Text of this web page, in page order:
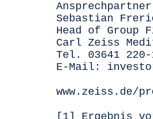
Sebastian
Head of Group
Carl Zeiss
Tel. 03641 220-
E-Mail:
www.zeiss.de/